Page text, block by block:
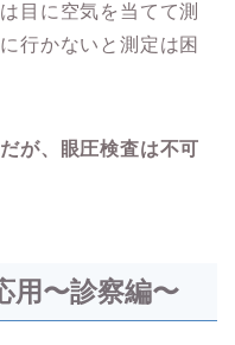
目に空気を当てて測
行かないと測定は困
が、眼圧検査は不可
用〜診察編〜